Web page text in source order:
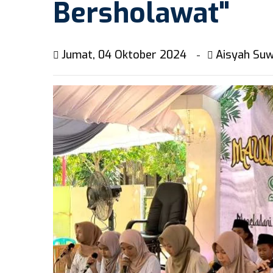
Bersholawat"
Jumat, 04 Oktober 2024 Aisyah